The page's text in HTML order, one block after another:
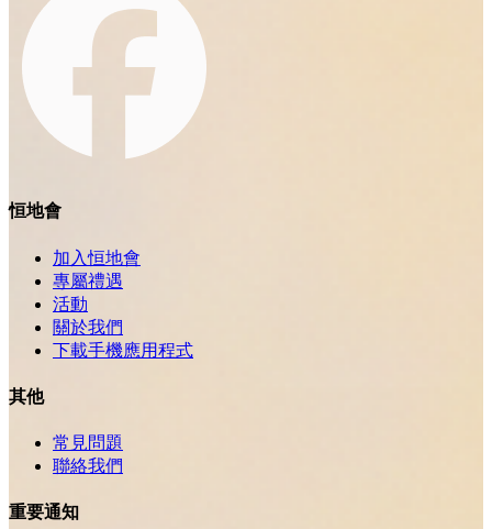
恒地會
加入恒地會
專屬禮遇
活動
關於我們
下載手機應用程式
其他
常見問題
聯絡我們
重要通知